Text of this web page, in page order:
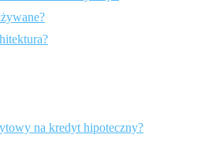
na kredyt hipoteczny?